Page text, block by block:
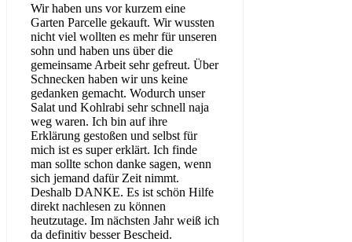
Wir haben uns vor kurzem eine
Garten Parcelle gekauft. Wir wussten
nicht viel wollten es mehr für unseren
sohn und haben uns über die
gemeinsame Arbeit sehr gefreut. Über
Schnecken haben wir uns keine
gedanken gemacht. Wodurch unser
Salat und Kohlrabi sehr schnell naja
weg waren. Ich bin auf ihre
Erklärung gestoßen und selbst für
mich ist es super erklärt. Ich finde
man sollte schon danke sagen, wenn
sich jemand dafür Zeit nimmt.
Deshalb DANKE. Es ist schön Hilfe
direkt nachlesen zu können
heutzutage. Im nächsten Jahr weiß ich
da definitiv besser Bescheid.